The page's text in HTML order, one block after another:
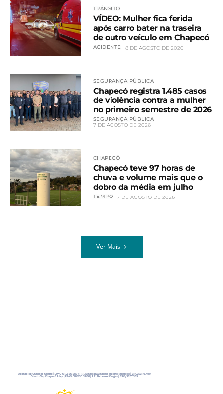
TRÂNSITO
VÍDEO: Mulher fica ferida
após carro bater na traseira
de outro veículo em Chapecó
ACIDENTE 8 DE AGOSTO DE 2026
SEGURANÇA PÚBLICA
Chapecó registra 1.485 casos
de violência contra a mulher
no primeiro semestre de 2026
SEGURANÇA PÚBLICA
7 DE AGOSTO DE 2026
CHAPECÓ
Chapecó teve 97 horas de
chuva e volume mais que o
dobro da média em julho
TEMPO 7 DE AGOSTO DE 2026
Ver Mais